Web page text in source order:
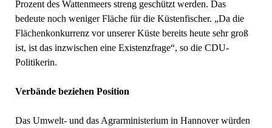
Prozent des Wattenmeers streng geschützt werden. Das
bedeute noch weniger Fläche für die Küstenfischer. „Da die
Flächenkonkurrenz vor unserer Küste bereits heute sehr groß
ist, ist das inzwischen eine Existenzfrage“, so die CDU-
Politikerin.
Verbände beziehen Position
Das Umwelt- und das Agrarministerium in Hannover würden